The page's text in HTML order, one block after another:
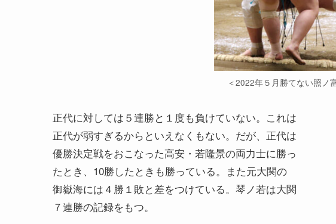
＜2022年５月勝てない照ノ
正代に対しては５連勝と１度も負けていない。これは
正代が弱すぎるからといえなくもない。だが、正代は
優勝決定戦をおこなった高安・若隆景の両力士に勝っ
たとき、10勝したときも勝っている。また元大関の
御嶽海には４勝１敗と差をつけている。琴ノ若は大関
７連勝の記録をもつ。